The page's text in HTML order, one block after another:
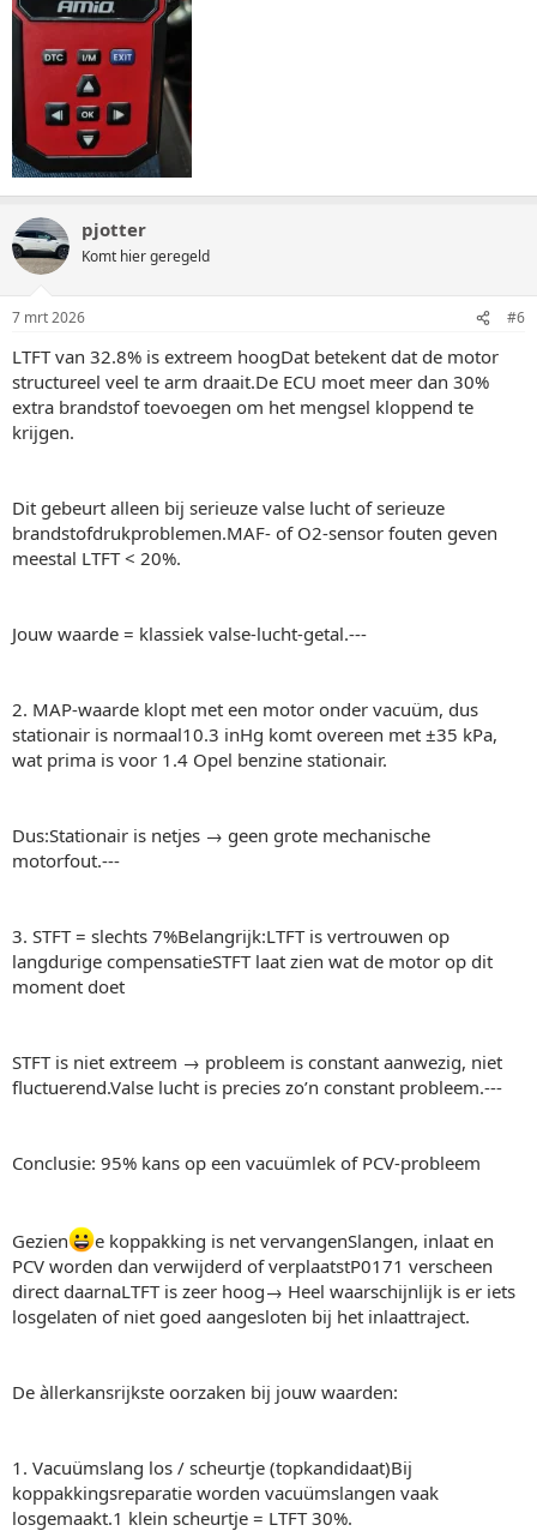
pjotter
Komt hier geregeld
7 mrt 2026 #6
LTFT van 32.8% is extreem hoogDat betekent dat de motor
structureel veel te arm draait.De ECU moet meer dan 30%
extra brandstof toevoegen om het mengsel kloppend te
krijgen.
Dit gebeurt alleen bij serieuze valse lucht of serieuze
brandstofdrukproblemen.MAF- of O2-sensor fouten geven
meestal LTFT < 20%.
Jouw waarde = klassiek valse-lucht-getal.---
2. MAP‑waarde klopt met een motor onder vacuüm, dus
stationair is normaal10.3 inHg komt overeen met ±35 kPa,
wat prima is voor 1.4 Opel benzine stationair.
Dus:Stationair is netjes → geen grote mechanische
motorfout.---
3. STFT = slechts 7%Belangrijk:LTFT is vertrouwen op
langdurige compensatieSTFT laat zien wat de motor op dit
moment doet
STFT is niet extreem → probleem is constant aanwezig, niet
fluctuerend.Valse lucht is precies zo’n constant probleem.---
Conclusie: 95% kans op een vacuümlek of PCV‑probleem
Gezien
e koppakking is net vervangenSlangen, inlaat en
PCV worden dan verwijderd of verplaatstP0171 verscheen
direct daarnaLTFT is zeer hoog→ Heel waarschijnlijk is er iets
losgelaten of niet goed aangesloten bij het inlaattraject.
De àllerkansrijkste oorzaken bij jouw waarden:
1. Vacuümslang los / scheurtje (topkandidaat)Bij
koppakkingsreparatie worden vacuümslangen vaak
losgemaakt.1 klein scheurtje = LTFT 30%.